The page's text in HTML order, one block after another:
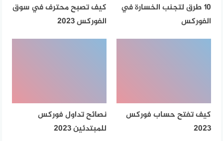
10 طرق لتجنب الخسارة في
الفوركس
كيف تصبح محترف في سوق
الفوركس 2023
كيف تفتح حساب فوركس
2023
نصائح تداول فوركس
للمبتدئين 2023